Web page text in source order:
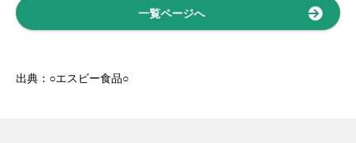
一覧ページへ
出典：○エスビー食品○